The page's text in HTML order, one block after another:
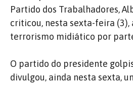
Partido dos Trabalhadores,
criticou, nesta sexta-feira (3),
terrorismo midiático por
O partido do presidente
divulgou, ainda nesta sexta,